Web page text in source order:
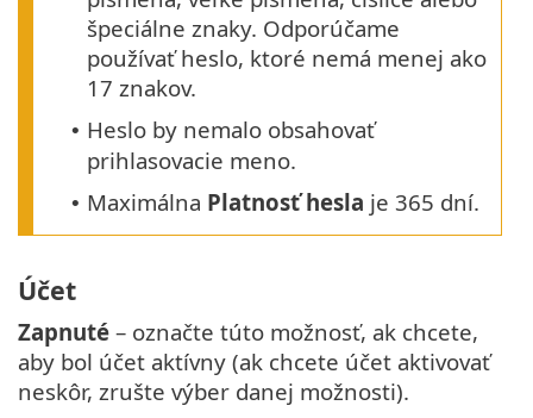
špeciálne znaky. Odporúčame
používať heslo, ktoré nemá menej ako
17 znakov.
• Heslo by nemalo obsahovať
prihlasovacie meno.
• Maximálna Platnosť hesla je 365 dní.
Účet
Zapnuté – označte túto možnosť, ak chcete,
aby bol účet aktívny (ak chcete účet aktivovať
neskôr, zrušte výber danej možnosti).